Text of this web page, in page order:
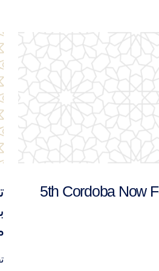
ترقية السلم
مرجعية دينية في